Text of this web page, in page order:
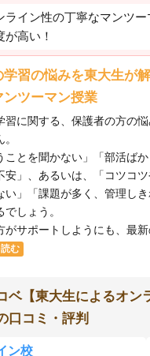
ライン性の丁寧なマンツ
が高い！
学習の悩みを東大生が
ンツーマン授業
習に関する、保護者の方の
ことを聞かない」「部活ばか
安」、あるいは、「コツコツ
い」「課題が多く、管理し
でしょう。
がサポートしようにも、最
む
ベ【東大生によるオン
口コミ・評判
ン校